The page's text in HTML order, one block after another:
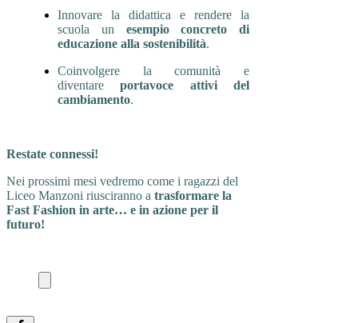
Innovare la didattica e rendere la
scuola un esempio concreto di
educazione alla sostenibilità.
Coinvolgere la comunità e
diventareportavoce attivi del
cambiamento.
Restate connessi!
Nei prossimi mesi vedremo come i ragazzi del
Liceo Manzoni riusciranno a trasformare la
Fast Fashion in arte… e in azione per il
futuro!